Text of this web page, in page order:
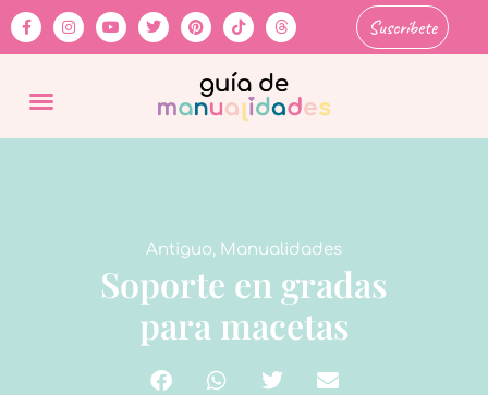
Suscríbete
Antiguo, Manualidades
Soporte en gradas
para macetas